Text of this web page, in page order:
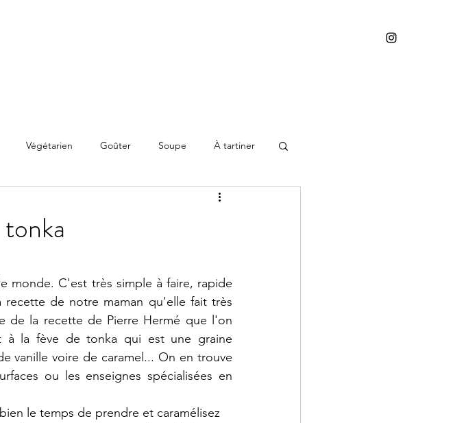
Végétarien Goûter Soupe À tartiner
monde. C'est très simple à faire, rapide
recette de notre maman qu'elle fait très
de la recette de Pierre Hermé que l'on
à la fève de tonka qui est une graine
vanille voire de caramel... On en trouve
ou les enseignes spécialisées en
le temps de prendre et caramélisez